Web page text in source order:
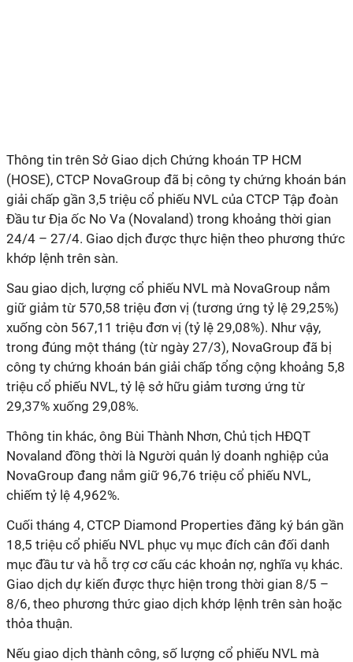
Thông tin trên Sở Giao dịch Chứng khoán TP HCM
(HOSE), CTCP NovaGroup đã bị công ty chứng khoán bán
giải chấp gần 3,5 triệu cổ phiếu NVL của CTCP Tập đoàn
Đầu tư Địa ốc No Va (Novaland) trong khoảng thời gian
24/4 – 27/4. Giao dịch được thực hiện theo phương thức
khớp lệnh trên sàn.
Sau giao dịch, lượng cổ phiếu NVL mà NovaGroup nắm
giữ giảm từ 570,58 triệu đơn vị (tương ứng tỷ lệ 29,25%)
xuống còn 567,11 triệu đơn vị (tỷ lệ 29,08%). Như vậy,
trong đúng một tháng (từ ngày 27/3), NovaGroup đã bị
công ty chứng khoán bán giải chấp tổng cộng khoảng 5,8
triệu cổ phiếu NVL, tỷ lệ sở hữu giảm tương ứng từ
29,37% xuống 29,08%.
Thông tin khác, ông Bùi Thành Nhơn, Chủ tịch HĐQT
Novaland đồng thời là Người quản lý doanh nghiệp của
NovaGroup đang nắm giữ 96,76 triệu cổ phiếu NVL,
chiếm tỷ lệ 4,962%.
Cuối tháng 4, CTCP Diamond Properties đăng ký bán gần
18,5 triệu cổ phiếu NVL phục vụ mục đích cân đối danh
mục đầu tư và hỗ trợ cơ cấu các khoản nợ, nghĩa vụ khác.
Giao dịch dự kiến được thực hiện trong thời gian 8/5 –
8/6, theo phương thức giao dịch khớp lệnh trên sàn hoặc
thỏa thuận.
Nếu giao dịch thành công, số lượng cổ phiếu NVL mà